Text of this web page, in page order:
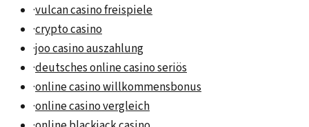
·vulcan casino freispiele
·crypto casino
·joo casino auszahlung
·deutsches online casino seriös
·online casino willkommensbonus
·online casino vergleich